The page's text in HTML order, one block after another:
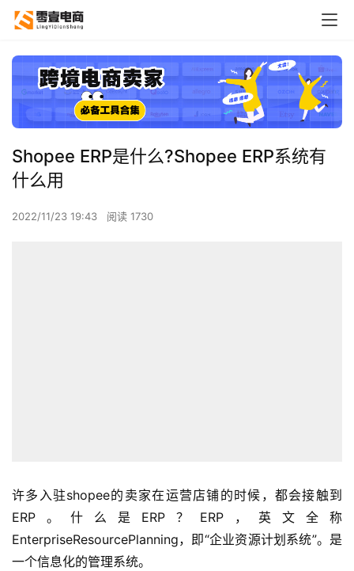
Shopee ERP是什么?Shopee ERP系统有
什么用
2022/11/23 19:43 阅读 1730
许多入驻shopee的卖家在运营店铺的时候，都会接触到
ERP。什么是ERP？ERP，英文全称
EnterpriseResourcePlanning，即“企业资源计划系统”。是
一个信息化的管理系统。